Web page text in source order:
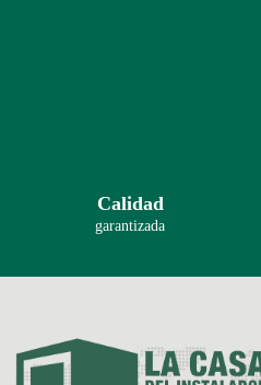
Calidad
garantizada